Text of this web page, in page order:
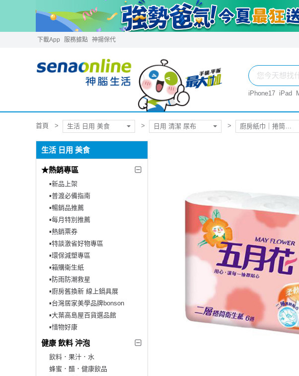
下載App 服務據點 神揚保代
iPhone17 iPad
首頁 生活 日用 美食 日用 清潔 尿布
生活 日用 美食
★熱銷專區
▪︎新品上架
▪︎普渡必備指南
▪︎暢銷品推薦
▪︎每月特別推薦
▪︎熱銷票券
▪︎特談激省好物專區
▪︎環保減塑專區
▪︎箱購衛生紙
▪︎防雨防潮救星
▪︎廚房舊換新 線上鍋具展
▪︎台灣居家美學品牌bonson
▪︎大葉高島屋百貨選品館
▪︎惜物好康
健康 飲料 沖泡
飲料．果汁．水
蜂蜜．醋．健康飲品